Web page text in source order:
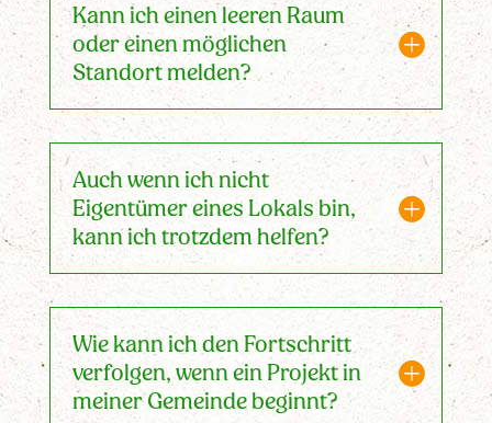
Kann ich einen leeren Raum
oder einen möglichen
Standort melden?
Auch wenn ich nicht
Eigentümer eines Lokals bin,
kann ich trotzdem helfen?
Wie kann ich den Fortschritt
verfolgen, wenn ein Projekt in
meiner Gemeinde beginnt?